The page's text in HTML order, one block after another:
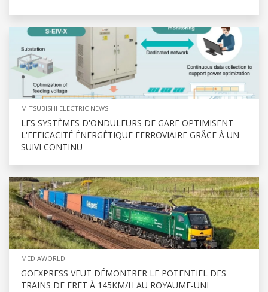
MITSUBISHI ELECTRIC NEWS
LES SYSTÈMES D'ONDULEURS DE GARE OPTIMISENT
L'EFFICACITÉ ÉNERGÉTIQUE FERROVIAIRE GRÂCE À UN
SUIVI CONTINU
MEDIAWORLD
GOEXPRESS VEUT DÉMONTRER LE POTENTIEL DES
TRAINS DE FRET À 145KM/H AU ROYAUME-UNI